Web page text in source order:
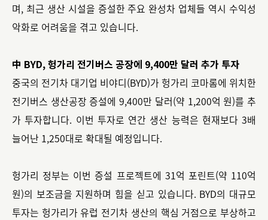
며, 최근 생산 시설을 증설한 주요 완성차 업체들 역시 수익성
악화로 어려움을 겪고 있습니다.
中 BYD, 헝가리 전기버스 공장에 9,400만 달러 추가 투자
중국의 전기차 대기업 비야디(BYD)가 헝가리 코마롬에 위치한
전기버스 생산공장 증설에 9,400만 달러(약 1,200억 원)를 추
가 투자합니다. 이번 투자로 연간 생산 능력은 현재보다 3배
늘어난 1,250대로 확대될 예정입니다.
헝가리 정부는 이번 증설 프로젝트에 31억 포린트(약 110억
원)의 보조금을 지원하며 힘을 싣고 있습니다. BYD의 대규모
투자는 헝가리가 유럽 전기차 생산의 핵심 거점으로 부상하고